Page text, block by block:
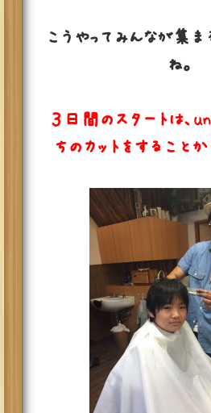
こうやってみんなが集
ね。
３日間のスタートは、
ちのカットをすること